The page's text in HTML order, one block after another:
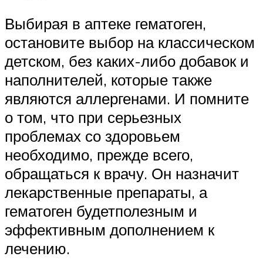
Выбирая в аптеке гематоген,
остановите выбор на классическом
детском, без каких-либо добавок и
наполнителей, которые также
являются аллергенами. И помните
о том, что при серьезных
проблемах со здоровьем
необходимо, прежде всего,
обращаться к врачу. Он назначит
лекарственные препараты, а
гематоген будетполезным и
эффективным дополнением к
лечению.